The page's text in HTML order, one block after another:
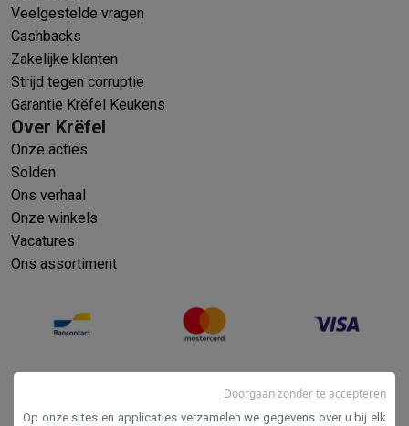
Veelgestelde vragen
Cashbacks
Zakelijke klanten
Strijd tegen corruptie
Garantie Krëfel Keukens
Over Krëfel
Onze acties
Solden
Ons verhaal
Onze winkels
Vacatures
Ons assortiment
Op onze sites en applicaties verzamelen we gegevens over u bij elk
Doorgaan zonder te accepteren